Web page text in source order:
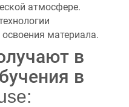
атмосфере.
материала.
в
в